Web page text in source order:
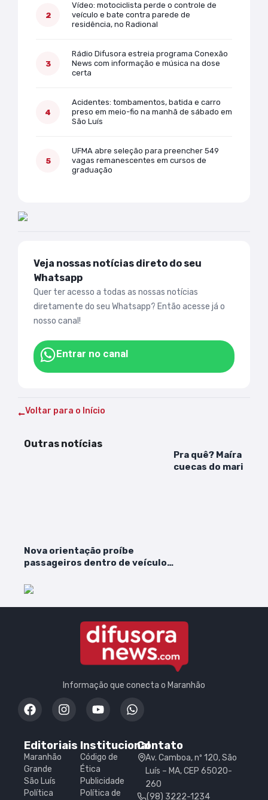
Vídeo: motociclista perde o controle de
veículo e bate contra parede de
residência, no Radional
Rádio Difusora estreia programa Conexão
News com informação e música na dose
certa
Acidentes: tombamentos, batida e carro
preso em meio-fio na manhã de sábado em
São Luís
UFMA abre seleção para preencher 549
vagas remanescentes em cursos de
graduação
Veja nossas notícias direto do seu
Whatsapp
Quer ter acesso a todas as nossas notícias
diretamente do seu Whatsapp? Então acesse já o
nosso canal!
Entrar no canal
Voltar para o Início
Outras notícias
Nova orientação proíbe
passageiros dentro de veículos
Pra quê? Maíra
cuecas do marido
Informação que conecta o Maranhão
Editoriais
Maranhão
Grande
São Luís
Política
Institucional
Código de
Ética
Publicidade
Política de
Contato
Av. Camboa, nº 120, São
Luís – MA, CEP 65020-
260
(98) 3222-1234